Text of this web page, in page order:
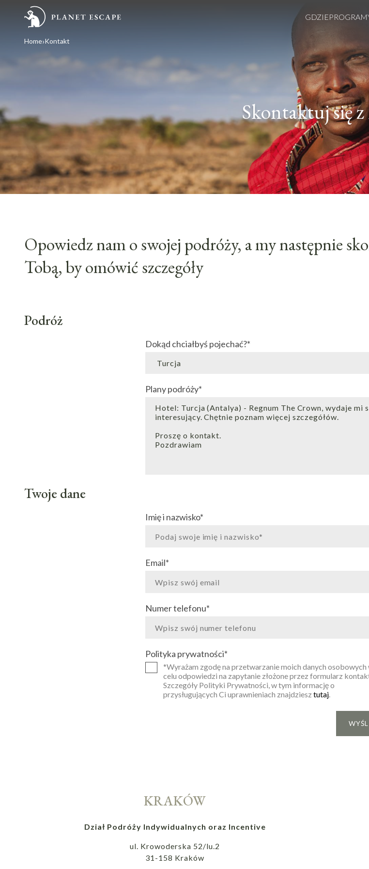
GDZIE
Home Kontakt
Skontaktuj się
Opowiedz nam o swojej podróży, a my następnie
Tobą, by omówić szczegóły
Podróż
Dokąd chciałbyś pojechać?*
Plany podróży*
Twoje dane
Imię i nazwisko*
Email*
Numer telefonu*
Polityka prywatności*
*Wyrażam zgodę na przetwarzanie moich danych osobowych
celu odpowiedzi na zapytanie złożone przez formularz
Szczegóły Polityki Prywatności, w tym informację o
przysługujących Ci uprawnieniach znajdziesz tutaj.
KRAKÓW
Dział Podróży Indywidualnych oraz Incentive
ul. Krowoderska 52/lu.2
31-158 Kraków